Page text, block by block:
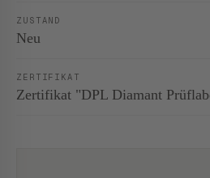
ZUSTAND
Neu
ZERTIFIKAT
Zertifikat "DPL Diamant